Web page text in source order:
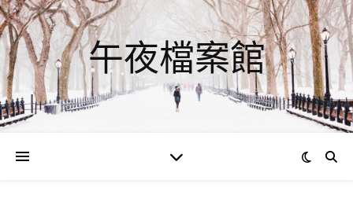
午夜檔案館